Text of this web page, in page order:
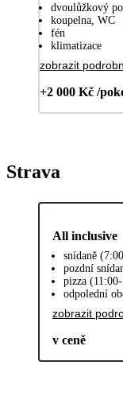
dvoulůžkový
koupelna, WC
fén
klimatizace
zobrazit
+2 000 Kč /
Strava
All inclusive
snídaně
pozdní
pizza
odpolední
zobrazit
v ceně